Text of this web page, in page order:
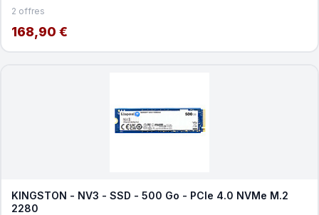
2 offres
168,90 €
KINGSTON - NV3 - SSD - 500 Go - PCIe 4.0 NVMe M.2
2280